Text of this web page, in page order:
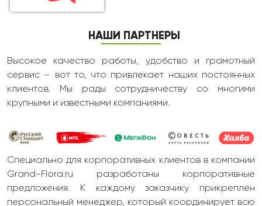
НАШИ ПАРТНЕРЫ
Высокое качество работы, удобство и грамотный
сервис – вот то, что привлекает наших постоянных
клиентов. Мы рады сотрудничеству со многими
крупными и известными компаниями.
Специально для корпоративных клиентов в компании
Grand-Flora.ru разработаны корпоративные
предложения. К каждому заказчику прикреплен
персональный менеджер, который координирует всю